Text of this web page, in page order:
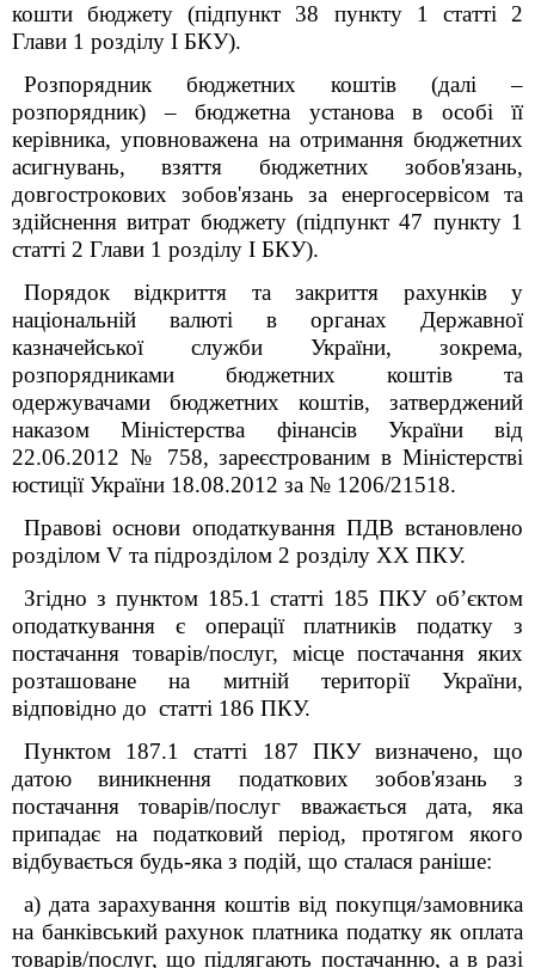
кошти бюджету (підпункт 38 пункту 1 статті 2
Глави 1 розділу І БКУ).
Розпорядник бюджетних коштів (далі –
розпорядник) – бюджетна установа в особі її
керівника, уповноважена на отримання бюджетних
асигнувань, взяття бюджетних зобов'язань,
довгострокових зобов'язань за енергосервісом та
здійснення витрат бюджету (підпункт 47 пункту 1
статті 2 Глави 1 розділу І БКУ).
Порядок відкриття та закриття рахунків у
національній валюті в органах Державної
казначейської служби України, зокрема,
розпорядниками бюджетних коштів та
одержувачами бюджетних коштів, затверджений
наказом Міністерства фінансів України від
22.06.2012 № 758, зареєстрованим в Міністерстві
юстиції України 18.08.2012 за № 1206/21518.
Правові основи оподаткування ПДВ встановлено
розділом V та підрозділом 2 розділу XX ПКУ.
Згідно з пунктом 185.1 статті 185 ПКУ об’єктом
оподаткування є операції платників податку з
постачання товарів/послуг, місце постачання яких
розташоване на митній території України,
відповідно до статті 186 ПКУ.
Пунктом 187.1 статті 187 ПКУ визначено, що
датою виникнення податкових зобов'язань з
постачання товарів/послуг вважається дата, яка
припадає на податковий період, протягом якого
відбувається будь-яка з подій, що сталася раніше:
а) дата зарахування коштів від покупця/замовника
на банківський рахунок платника податку як оплата
товарів/послуг, що підлягають постачанню, а в разі